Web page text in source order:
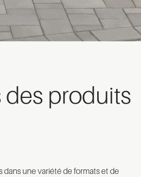
des produits
une variété de formats et de